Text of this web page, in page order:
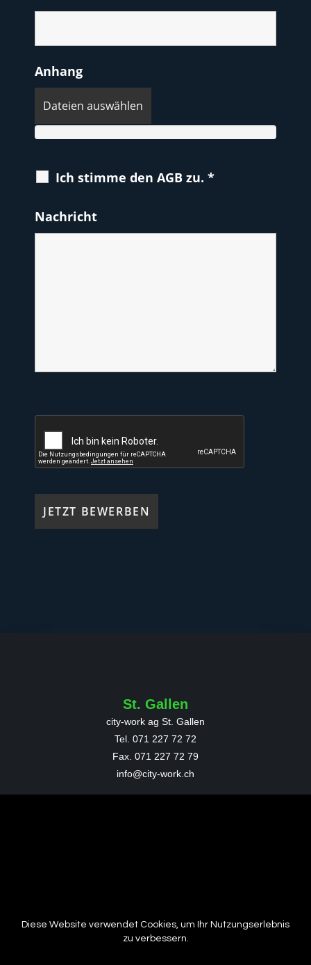
Anhang
Dateien auswählen
Ich stimme den AGB zu. *
Nachricht
St. Gallen
city-work ag St. Gallen
Tel. 071 227 72 72
Fax. 071 227 72 79
info@city-work.ch
St. Margrethen
Diese Website verwendet Cookies, um Ihr Nutzungserlebnis
zu verbessern.